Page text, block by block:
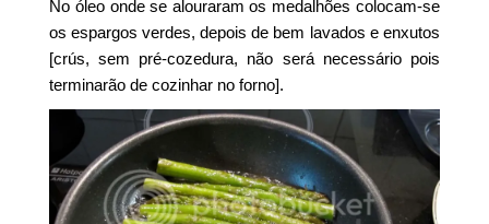
No óleo onde se alouraram os medalhões colocam-se
os espargos verdes, depois de bem lavados e enxutos
[crús, sem pré-cozedura, não será necessário pois
terminarão de cozinhar no forno].